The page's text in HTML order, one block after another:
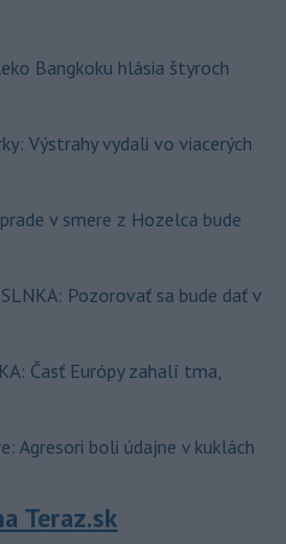
Bangkoku hlásia štyroch
Výstrahy vydali vo viacerých
v smere z Hozelca bude
Pozorovať sa bude dať v
Časť Európy zahalí tma,
Agresori boli údajne v kuklách
Teraz.sk